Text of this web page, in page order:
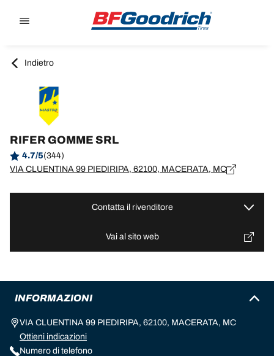
Indietro
RIFER GOMME SRL
4.7/5(344)
VIA CLUENTINA 99 PIEDIRIPA, 62100, MACERATA, MC
Contatta il rivenditore
Vai al sito web
INFORMAZIONI
VIA CLUENTINA 99 PIEDIRIPA, 62100, MACERATA, MC
Ottieni indicazioni
Numero di telefono